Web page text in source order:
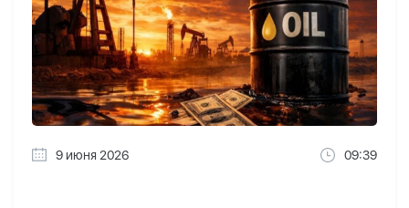
9 июня 2026 09:39